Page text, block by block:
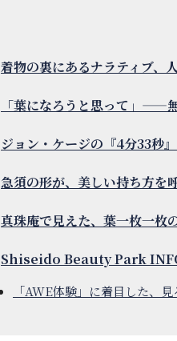
着物の裏にあるナラティブ、
「葉になろうと思って」——
ジョン・ケージの『4分33秒
急須の形が、美しい持ち方を
真珠庵で見えた、葉一枚一枚
Shiseido Beauty Park
「AWE体験」に着目した、